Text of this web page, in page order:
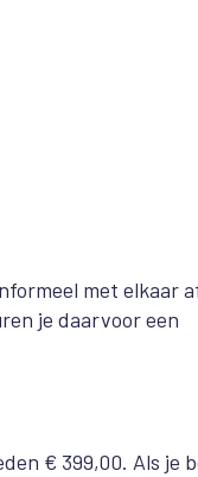
met elkaar
je daarvoor een
€ 399,00. Als je